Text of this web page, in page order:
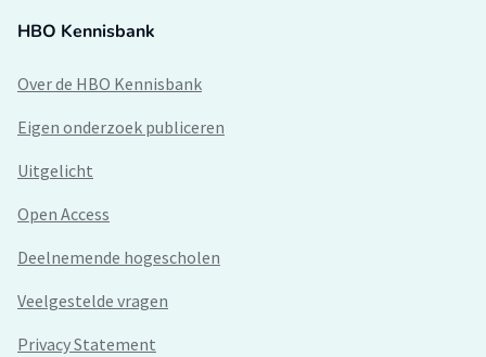
HBO Kennisbank
Over de HBO Kennisbank
Eigen onderzoek publiceren
Uitgelicht
Open Access
Deelnemende hogescholen
Veelgestelde vragen
Privacy Statement